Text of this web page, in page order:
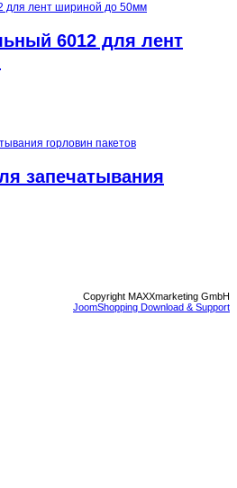
6012 для лент
запечатывания
Copyright MAXXmarketing GmbH
JoomShopping Download & Support